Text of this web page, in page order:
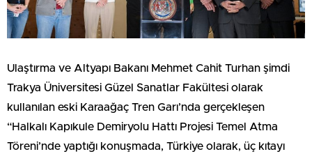
Ulaştırma ve Altyapı Bakanı Mehmet Cahit Turhan şimdi
Trakya Üniversitesi Güzel Sanatlar Fakültesi olarak
kullanılan eski Karaağaç Tren Garı’nda gerçekleşen
“Halkalı Kapıkule Demiryolu Hattı Projesi Temel Atma
Töreni’nde yaptığı konuşmada, Türkiye olarak, üç kıtayı